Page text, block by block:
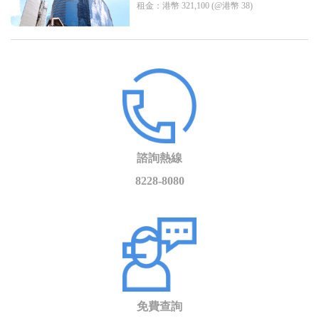
租金：港幣 321,100 (@港幣 38)
諮詢熱線
8228-8080
免費查詢